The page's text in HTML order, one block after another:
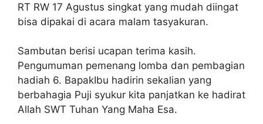
RT RW 17 Agustus singkat yang mudah diingat
bisa dipakai di acara malam tasyakuran.
Sambutan berisi ucapan terima kasih.
Pengumuman pemenang lomba dan pembagian
hadiah 6. BapakIbu hadirin sekalian yang
berbahagia Puji syukur kita panjatkan ke hadirat
Allah SWT Tuhan Yang Maha Esa.